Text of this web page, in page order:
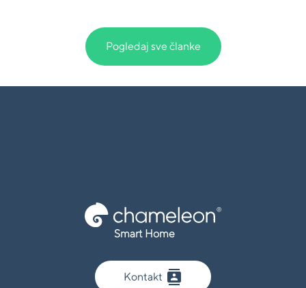
Pogledaj sve članke
Smart Home
Kontakt contacts